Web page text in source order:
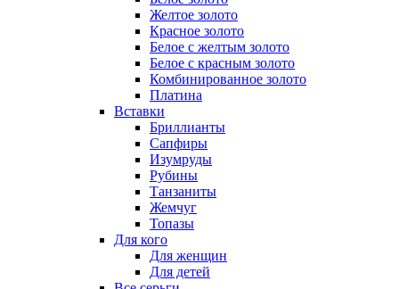
Желтое золото
Красное золото
Белое с желтым золото
Белое с красным золото
Комбинированное золото
Платина
Вставки
Бриллианты
Сапфиры
Изумруды
Рубины
Танзаниты
Жемчуг
Топазы
Для кого
Для женщин
Для детей